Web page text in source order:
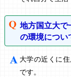
地方国立大で
の環境につい
大学の近くに
です。